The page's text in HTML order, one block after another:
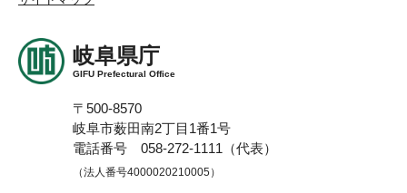
岐阜県庁
GIFU Prefectural Office
〒500-8570
岐阜市薮田南2丁目1番1号
電話番号 058-272-1111（代表）
（法人番号4000020210005）